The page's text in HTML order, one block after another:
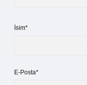
İsim*
E-Posta*